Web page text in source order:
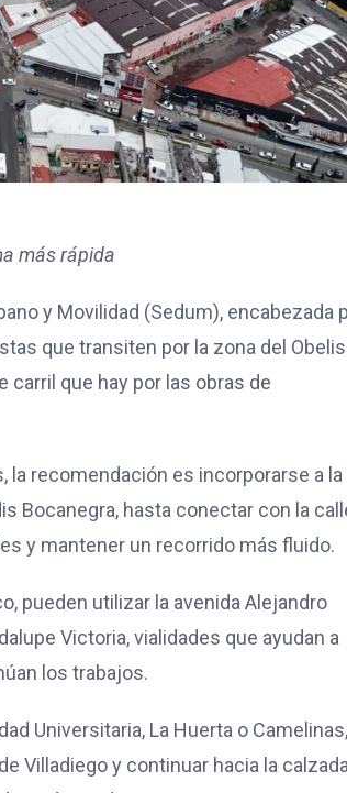
más rápida
y Movilidad (Sedum), encabezada
que transiten por la zona del
carril que hay por las obras de
la recomendación es incorporarse a la
Bocanegra, hasta conectar con la
y mantener un recorrido más fluido.
pueden utilizar la avenida Alejandro
Victoria, vialidades que ayudan a
los trabajos.
Universitaria, La Huerta o Camelinas,
Villadiego y continuar hacia la